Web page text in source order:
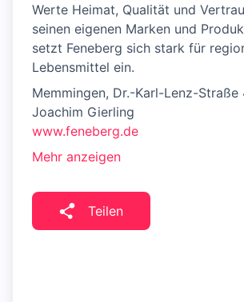
Werte Heimat, Qualität und
seinen eigenen Marken und
setzt Feneberg sich stark für
Lebensmittel ein.
Memmingen, Dr.-Karl-Lenz-Straße
Joachim Gierling
www.feneberg.de
Mehr anzeigen
Teilen